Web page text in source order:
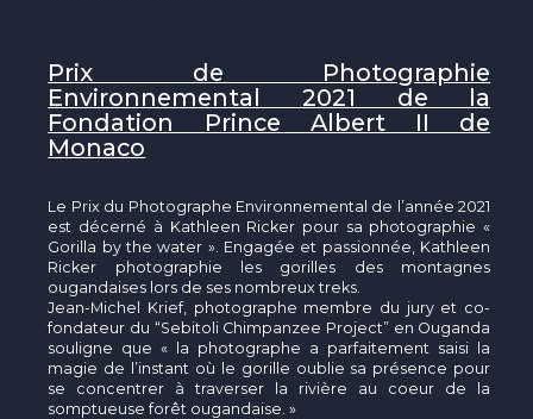
Prix de Photographie
Environnemental 2021 de la
Fondation Prince Albert II de
Monaco
Le Prix du Photographe Environnemental de l’année 2021
est décerné à Kathleen Ricker pour sa photographie «
Gorilla by the water ». Engagée et passionnée, Kathleen
Ricker photographie les gorilles des montagnes
ougandaises lors de ses nombreux treks.
Jean-Michel Krief, photographe membre du jury et co-
fondateur du “Sebitoli Chimpanzee Project” en Ouganda
souligne que « la photographe a parfaitement saisi la
magie de l’instant où le gorille oublie sa présence pour
se concentrer à traverser la rivière au coeur de la
somptueuse forêt ougandaise. »